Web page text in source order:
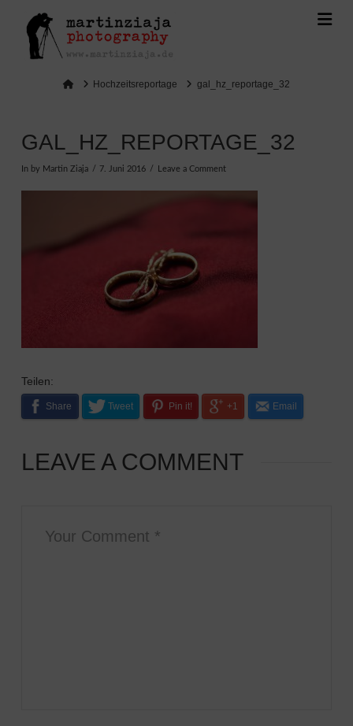
HomeHochzeitsreportage gal_hz_reportage_32
GAL_HZ_REPORTAGE_32
In by Martin Ziaja 7. Juni 2016 Leave a Comment
Teilen:
Share Tweet Pin it! +1 Email
LEAVE A COMMENT